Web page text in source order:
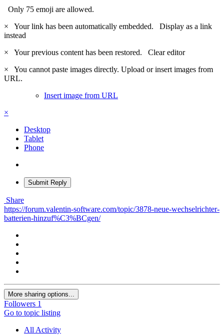
Only 75 emoji are allowed.
×
Your link has been automatically embedded. Display as a link
instead
×
Your previous content has been restored. Clear editor
×
You cannot paste images directly. Upload or insert images from
URL.
Insert image from URL
×
Desktop
Tablet
Phone
Submit Reply
Share
https://forum.valentin-software.com/topic/3878-neue-wechselrichter-
batterien-hinzuf%C3%BCgen/
More sharing options...
Followers 1
Go to topic listing
All Activity